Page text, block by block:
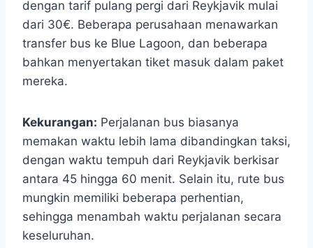
dengan tarif pulang pergi dari Reykjavik mulai
dari 30€. Beberapa perusahaan menawarkan
transfer bus ke Blue Lagoon, dan beberapa
bahkan menyertakan tiket masuk dalam paket
mereka.
Kekurangan: Perjalanan bus biasanya
memakan waktu lebih lama dibandingkan taksi,
dengan waktu tempuh dari Reykjavik berkisar
antara 45 hingga 60 menit. Selain itu, rute bus
mungkin memiliki beberapa perhentian,
sehingga menambah waktu perjalanan secara
keseluruhan.